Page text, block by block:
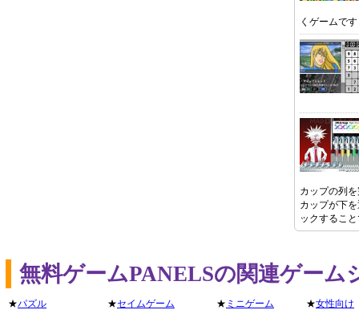
くゲームです
カップの列
カップが下
ックするこ
無料ゲームPANELSの関連ゲーム
★パズル ★セイムゲーム ★ ミニゲーム ★女性向け